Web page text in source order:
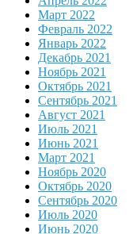
Март 2022
Февраль 2022
Январь 2022
Декабрь 2021
Ноябрь 2021
Октябрь 2021
Сентябрь 2021
Август 2021
Июль 2021
Июнь 2021
Март 2021
Ноябрь 2020
Октябрь 2020
Сентябрь 2020
Июль 2020
Июнь 2020